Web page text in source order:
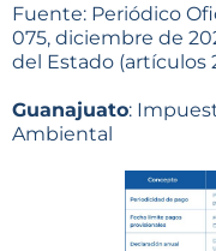
Fuente: Periódico
075, diciembre de
del Estado (artículos
Guanajuato:
Ambiental